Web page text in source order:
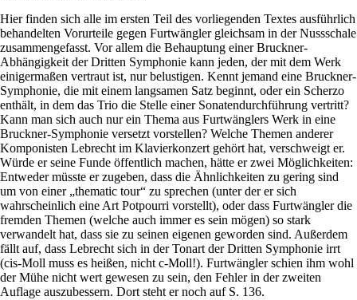
Hier finden sich alle im ersten Teil des vorliegenden Textes ausführlich
behandelten Vorurteile gegen Furtwängler gleichsam in der Nussschale
zusammengefasst. Vor allem die Behauptung einer Bruckner-
Abhängigkeit der Dritten Symphonie kann jeden, der mit dem Werk
einigermaßen vertraut ist, nur belustigen. Kennt jemand eine Bruckner-
Symphonie, die mit einem langsamen Satz beginnt, oder ein Scherzo
enthält, in dem das Trio die Stelle einer Sonatendurchführung vertritt?
Kann man sich auch nur ein Thema aus Furtwänglers Werk in eine
Bruckner-Symphonie versetzt vorstellen? Welche Themen anderer
Komponisten Lebrecht im Klavierkonzert gehört hat, verschweigt er.
Würde er seine Funde öffentlich machen, hätte er zwei Möglichkeiten:
Entweder müsste er zugeben, dass die Ähnlichkeiten zu gering sind
um von einer „thematic tour“ zu sprechen (unter der er sich
wahrscheinlich eine Art Potpourri vorstellt), oder dass Furtwängler die
fremden Themen (welche auch immer es sein mögen) so stark
verwandelt hat, dass sie zu seinen eigenen geworden sind. Außerdem
fällt auf, dass Lebrecht sich in der Tonart der Dritten Symphonie irrt
(cis-Moll muss es heißen, nicht c-Moll!). Furtwängler schien ihm wohl
der Mühe nicht wert gewesen zu sein, den Fehler in der zweiten
Auflage auszubessern. Dort steht er noch auf S. 136.